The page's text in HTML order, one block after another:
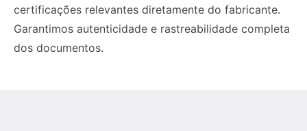
certificações relevantes diretamente do fabricante.
Garantimos autenticidade e rastreabilidade completa
dos documentos.